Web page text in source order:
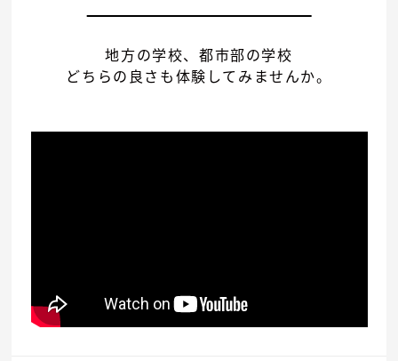
地方の学校、都市部の学校
どちらの良さも体験してみませんか。